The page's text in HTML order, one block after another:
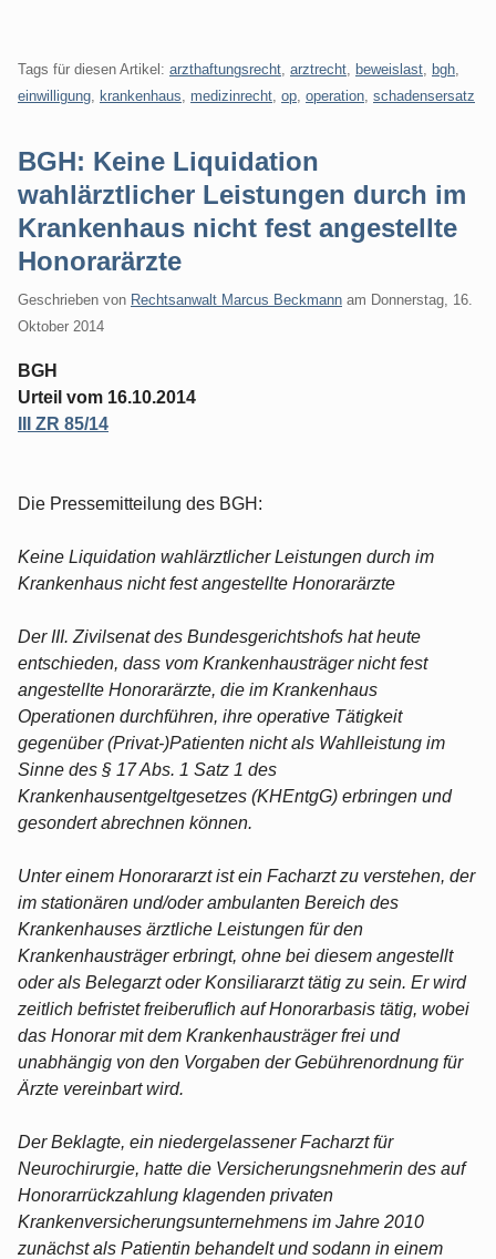
Tags für diesen Artikel: arzthaftungsrecht arztrecht beweislast bgh
einwilligung
krankenhaus medizinrecht op operation schadensersatz
BGH: Keine Liquidation
wahlärztlicher Leistungen durch im
Krankenhaus nicht fest angestellte
Honorarärzte
Geschrieben von Rechtsanwalt Marcus Beckmann am Donnerstag, 16.
Oktober 2014
BGH
Urteil vom 16.10.2014
III ZR 85/14
Die Pressemitteilung des BGH:
Keine Liquidation wahlärztlicher Leistungen durch im
Krankenhaus nicht fest angestellte Honorarärzte
Der III. Zivilsenat des Bundesgerichtshofs hat heute
entschieden, dass vom Krankenhausträger nicht fest
angestellte Honorarärzte, die im Krankenhaus
Operationen durchführen, ihre operative Tätigkeit
gegenüber (Privat-)Patienten nicht als Wahlleistung im
Sinne des § 17 Abs. 1 Satz 1 des
Krankenhausentgeltgesetzes (KHEntgG) erbringen und
gesondert abrechnen können.
Unter einem Honorararzt ist ein Facharzt zu verstehen, der
im stationären und/oder ambulanten Bereich des
Krankenhauses ärztliche Leistungen für den
Krankenhausträger erbringt, ohne bei diesem angestellt
oder als Belegarzt oder Konsiliararzt tätig zu sein. Er wird
zeitlich befristet freiberuflich auf Honorarbasis tätig, wobei
das Honorar mit dem Krankenhausträger frei und
unabhängig von den Vorgaben der Gebührenordnung für
Ärzte vereinbart wird.
Der Beklagte, ein niedergelassener Facharzt für
Neurochirurgie, hatte die Versicherungsnehmerin des auf
Honorarrückzahlung klagenden privaten
Krankenversicherungsunternehmens im Jahre 2010
zunächst als Patientin behandelt und sodann in einem